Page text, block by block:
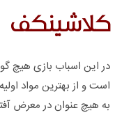
کلاشینکف
در این اسباب بازی هیچ
است و از بهترین مواد
به هیچ عنوان در معرض